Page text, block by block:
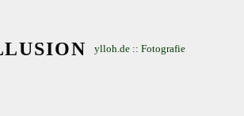
ylloh.de :: Fotografie